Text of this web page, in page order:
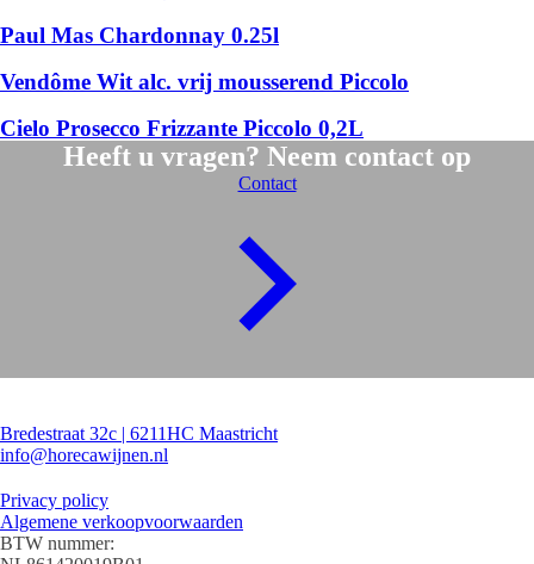
Paul Mas Chardonnay 0.25l
Vendôme Wit alc. vrij mousserend Piccolo
Cielo Prosecco Frizzante Piccolo 0,2L
Heeft u vragen? Neem contact op
Contact
Bredestraat 32c | 6211HC Maastricht
info@horecawijnen.nl
Privacy policy
Algemene verkoopvoorwaarden
BTW nummer: